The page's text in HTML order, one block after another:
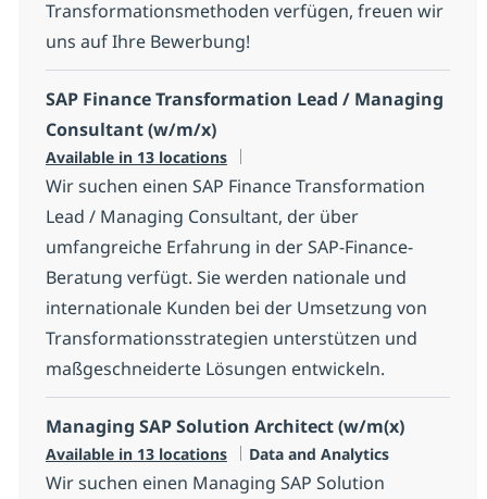
Transformationsmethoden verfügen, freuen wir
uns auf Ihre Bewerbung!
SAP Finance Transformation Lead / Managing
Consultant (w/m/x)
Available in 13 locations
Wir suchen einen SAP Finance Transformation
Lead / Managing Consultant, der über
umfangreiche Erfahrung in der SAP-Finance-
Beratung verfügt. Sie werden nationale und
internationale Kunden bei der Umsetzung von
Transformationsstrategien unterstützen und
maßgeschneiderte Lösungen entwickeln.
Managing SAP Solution Architect (w/m(x)
Available in 13 locations Category
Data and Analytics
Wir suchen einen Managing SAP Solution